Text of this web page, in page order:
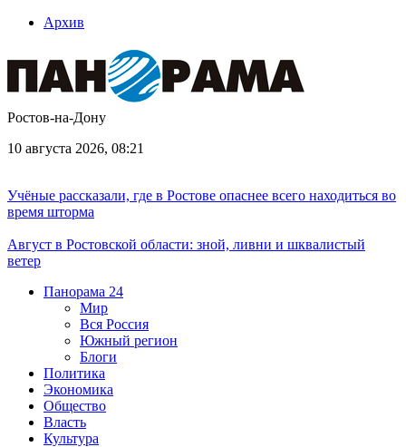
Архив
Ростов-на-Дону
10 августа 2026, 08:21
Учёные рассказали, где в Ростове опаснее всего находиться во
время шторма
Август в Ростовской области: зной, ливни и шквалистый
ветер
Панорама 24
Мир
Вся Россия
Южный регион
Блоги
Политика
Экономика
Общество
Власть
Культура